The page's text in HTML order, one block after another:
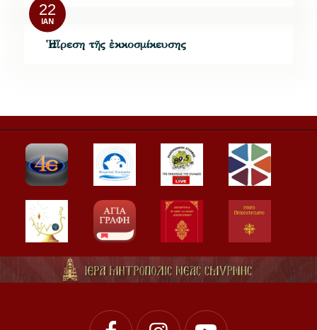
22
ΙΑΝ
Ἡ αἵρεση τῆς ἐκκοσμίκευσης